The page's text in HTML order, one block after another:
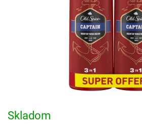
Skladom